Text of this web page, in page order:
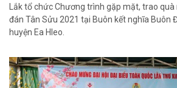
Lắk tổ chức Chương trình gặp mặt, trao
đán Tân Sửu 2021 tại Buôn kết nghĩa Buôn
huyện Ea Hleo.